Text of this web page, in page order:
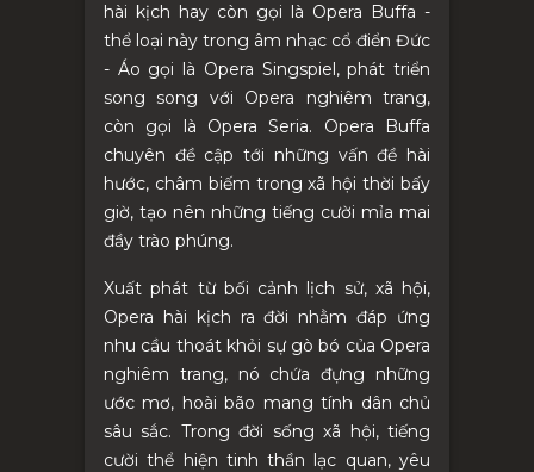
hài kịch hay còn gọi là Opera Buffa -
thể loại này trong âm nhạc cổ điển Đức
- Áo gọi là Opera Singspiel, phát triển
song song với Opera nghiêm trang,
còn gọi là Opera Seria. Opera Buffa
chuyên đề cập tới những vấn đề hài
hước, châm biếm trong xã hội thời bấy
giờ, tạo nên những tiếng cười mỉa mai
đầy trào phúng.
Xuất phát từ bối cảnh lịch sử, xã hội,
Opera hài kịch ra đời nhằm đáp ứng
nhu cầu thoát khỏi sự gò bó của Opera
nghiêm trang, nó chứa đựng những
ước mơ, hoài bão mang tính dân chủ
sâu sắc. Trong đời sống xã hội, tiếng
cười thể hiện tinh thần lạc quan, yêu